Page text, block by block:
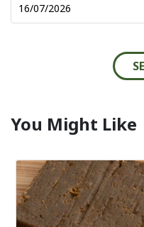
16/07/2026
You Might Like